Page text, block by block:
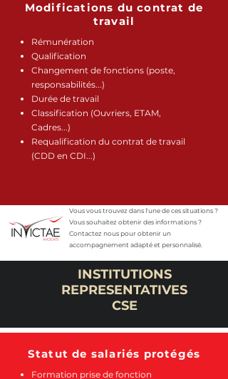
Modifications du contrat de
travail
Rémunération
Qualification
Changement de fonctions (poste,
responsabilités...)
Durée de travail
Classification (Ouvriers, ETAM,
Cadres...)
Requalification du contrat de travail
(CDD en CDI...)
Vous vous trouvez dans l'une de ces situations ?
Vous souhaitez obtenir des informations ?
Contactez nous pour obtenir un
accompagnement adapté et personnalisé.
INSTITUTIONS
REPRESENTATIVES
CSE
Statut de salariés protégés
Formation prise de fonction